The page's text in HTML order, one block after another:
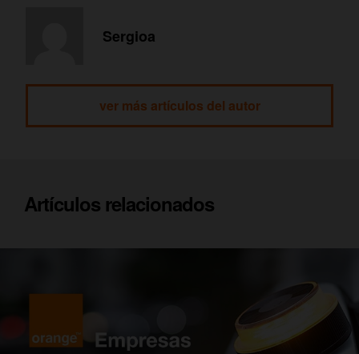
Sergioa
ver más artículos del autor
Artículos relacionados